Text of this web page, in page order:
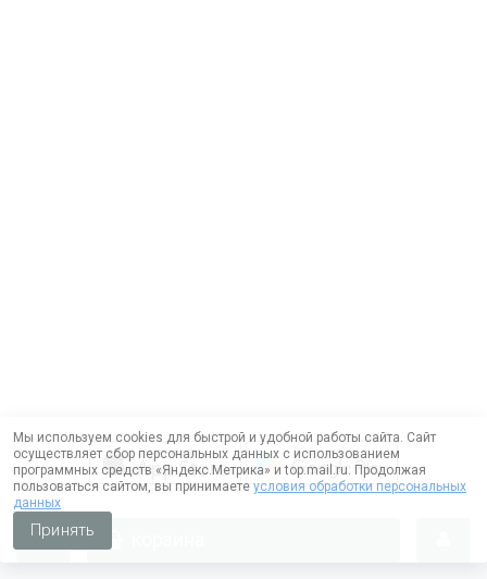
Мы используем cookies для быстрой и удобной работы сайта. Сайт
осуществляет сбор персональных данных с использованием
программных средств «Яндекс.Метрика» и top.mail.ru. Продолжая
пользоваться сайтом, вы принимаете условия обработки персональных
данных
Принять